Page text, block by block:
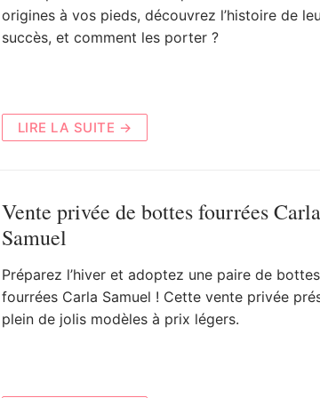
origines à vos pieds, découvrez l’histoire de
succès, et comment les porter ?
LIRE LA SUITE →
Vente privée de bottes fourrées Carla
Samuel
Préparez l’hiver et adoptez une paire de bottes
fourrées Carla Samuel ! Cette vente privée
plein de jolis modèles à prix légers.